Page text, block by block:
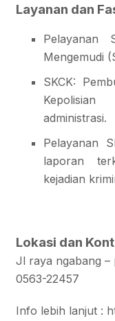
Layanan dan
Pelayanan
Mengemudi
SKCK:
administrasi.
Pelayanan
laporan
kejadian
Lokasi dan
Jl raya ngabang –
0563-22457
Info lebih lanjut :